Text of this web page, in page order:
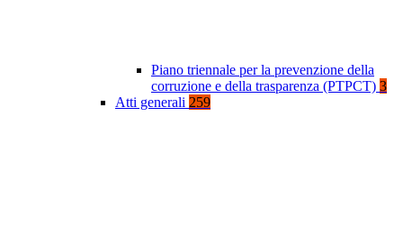
Piano triennale per la prevenzione della
corruzione e della trasparenza (PTPCT) 3
Atti generali 259